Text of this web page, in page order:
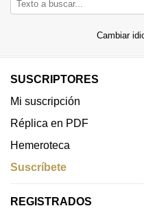
Cambiar
SUSCRIPTORES
Mi suscripción
Réplica en PDF
Hemeroteca
Suscríbete
REGISTRADOS